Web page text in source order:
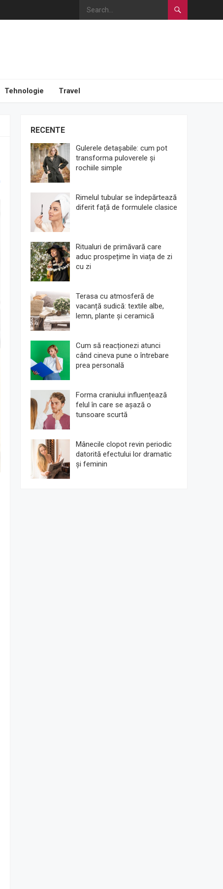
Tehnologie Travel
RECENTE
Gulerele detașabile: cum pot
transforma puloverele și
rochiile simple
Rimelul tubular se îndepărtează
diferit față de formulele clasice
Ritualuri de primăvară care
aduc prospețime în viața de zi
cu zi
Terasa cu atmosferă de
vacanță sudică: textile albe,
lemn, plante și ceramică
Cum să reacționezi atunci
când cineva pune o întrebare
prea personală
Forma craniului influențează
felul în care se așază o
tunsoare scurtă
Mânecile clopot revin periodic
datorită efectului lor dramatic
și feminin